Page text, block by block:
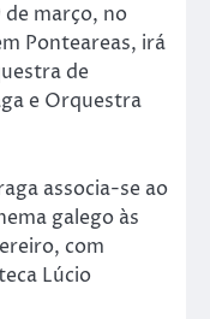
de março, no
Ponteareas, irá
de
e Orquestra
associa-se ao
galego às
com
Lúcio